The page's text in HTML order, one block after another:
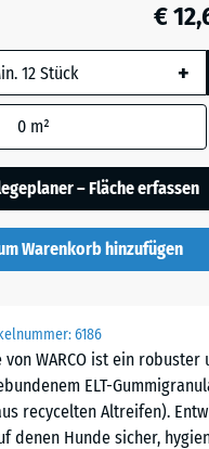
6186
WARCO ist ein
ELT-
recycelten Altreifen).
denen Hunde sicher,
€
+
0 m²
– Fläche erfassen
Warenkorb hinzufügen